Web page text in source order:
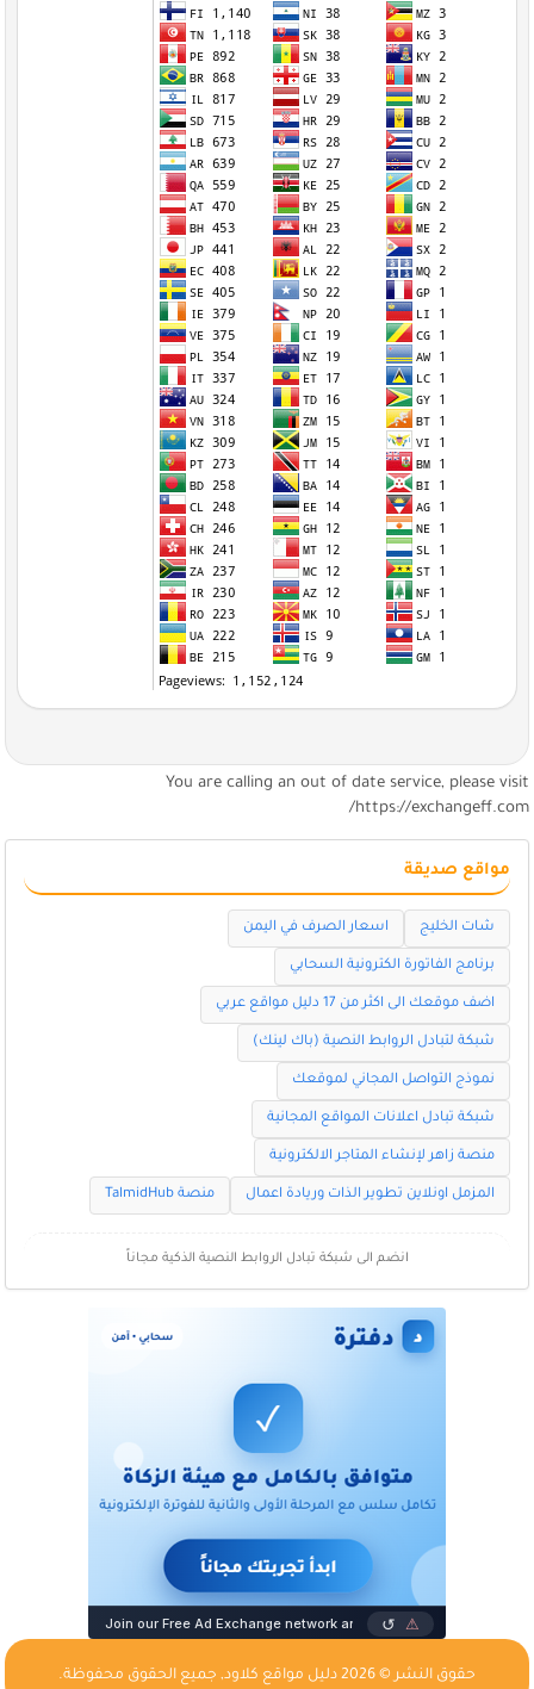
You are calling an out of date service, please visit
https://exchangeff.com/
مواقع صديقة
شات الخليج اسعار الصرف في اليمن
برنامج الفاتورة الكترونية السحابي
اضف موقعك الى اكثر من 17 دليل مواقع عربي
شبكة لتبادل الروابط النصية (باك لينك)
نموذج التواصل المجاني لموقعك
شبكة تبادل اعلانات المواقع المجانية
منصة زاهر لإنشاء المتاجر الالكترونية
المزمل اونلاين تطوير الذات وريادة اعمال منصة TalmidHub
انضم الى شبكة تبادل الروابط النصية الذكية مجاناً
حقوق النشر © 2026 دليل مواقع كلاود, جميع الحقوق محفوظة.